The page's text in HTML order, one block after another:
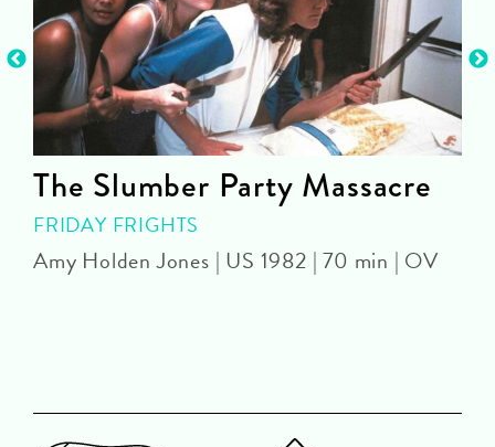
The Slumber Party Massacre
FRIDAY FRIGHTS
Amy Holden Jones | US 1982 | 70 min | OV